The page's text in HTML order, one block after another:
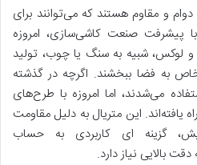
و مقاوم هستند که می‌توانند برای
پیشرفت صنعت کاشی‌سازی، امروزه
لوکس، شبیه به سنگ یا چوب، تولید
به فضا ببخشند. اگرچه در گذشته
می‌شدند، اما امروزه با طرح‌های
یافته‌اند. این متریال به دلیل مقاومت
گزینه ای کاربردی به حساب
بالایی نیاز دارد.